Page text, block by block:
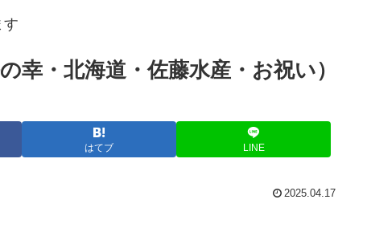
す
幸・北海道・佐藤水産・お祝い）
はてブ LINE
2025.04.17